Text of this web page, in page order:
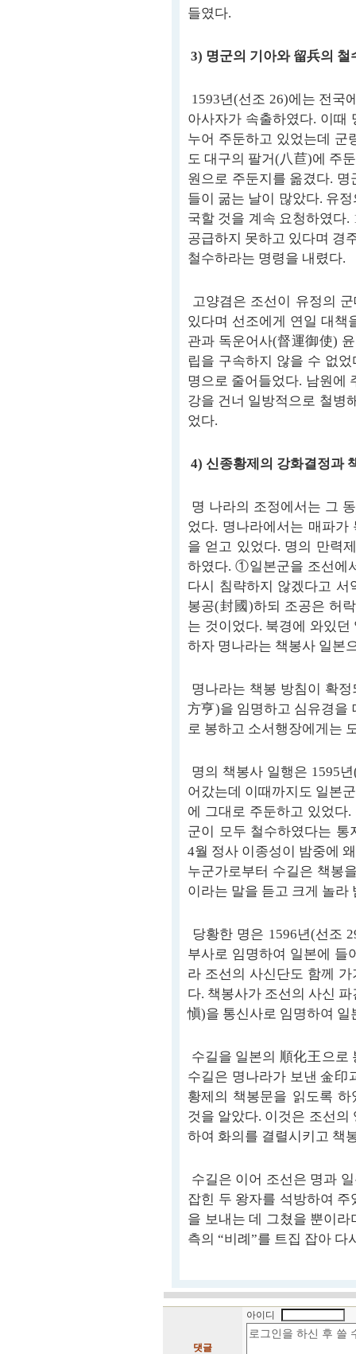
들였다.
3) 명군의 기아와 留兵의 철
1593년(선조 26)에는 전국
아사자가 속출하였다. 이때
누어 주둔하고 있었는데 군
도 대구의 팔거(八苣)에 주
원으로 주둔지를 옮겼다.
들이 굶는 날이 많았다. 유
국할 것을 계속 요청하였다
공급하지 못하고 있다며 경
철수하라는 명령을 내렸다.
고양겸은 조선이 유정의
있다며 선조에게 연일 대책
관과 독운어사(督運御使)
립을 구속하지 않을 수 없
명으로 줄어들었다. 남원에
강을 건너 일방적으로 철병
었다.
4) 신종황제의 강화결정과
명 나라의 조정에서는 그
었다. 명나라에서는 매파
을 얻고 있었다. 명의 만력
하였다. ①일본군을 조선에
다시 침략하지 않겠다고
봉공(封國)하되 조공은 허
는 것이었다. 북경에 와있
하자 명나라는 책봉사 일본
명나라는 책봉 방침이 확
方亨)을 임명하고 심유경을
로 봉하고 소서행장에게는
명의 책봉사 일행은 1595
어갔는데 이때까지도 일본
에 그대로 주둔하고 있었다
군이 모두 철수하였다는 통
4월 정사 이종성이 밤중에
누군가로부터 수길은 책봉
이라는 말을 듣고 크게 놀라
당황한 명은 1596년(선조
부사로 임명하여 일본에 들
라 조선의 사신단도 함께
다. 책봉사가 조선의 사신
愼)을 통신사로 임명하여 일
수길을 일본의 順化王으로
수길은 명나라가 보낸 金印
황제의 책봉문을 읽도록
것을 알았다. 이것은 조선의
하여 화의를 결렬시키고 책
수길은 이어 조선은 명과
잡힌 두 왕자를 석방하여
을 보내는 데 그쳤을 뿐이
측의 “비례”를 트집 잡아
댓글
아이디